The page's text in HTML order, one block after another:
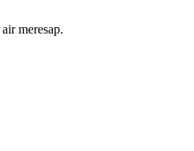
meresap.